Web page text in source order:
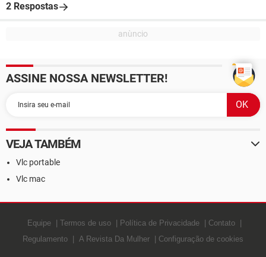
2 Respostas
ASSINE NOSSA NEWSLETTER!
VEJA TAMBÉM
Vlc portable
Vlc mac
Equipe Termos de uso Política de Privacidade
Contato
Regulamento
A Revista Da Mulher Configuração de cookies